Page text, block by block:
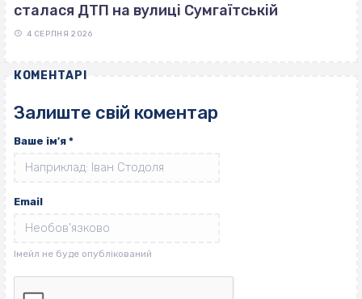
сталася ДТП на вулиці Сумгаїтській
4 СЕРПНЯ 2026
КОМЕНТАРІ
Залиште свій коментар
Ваше ім'я *
Email